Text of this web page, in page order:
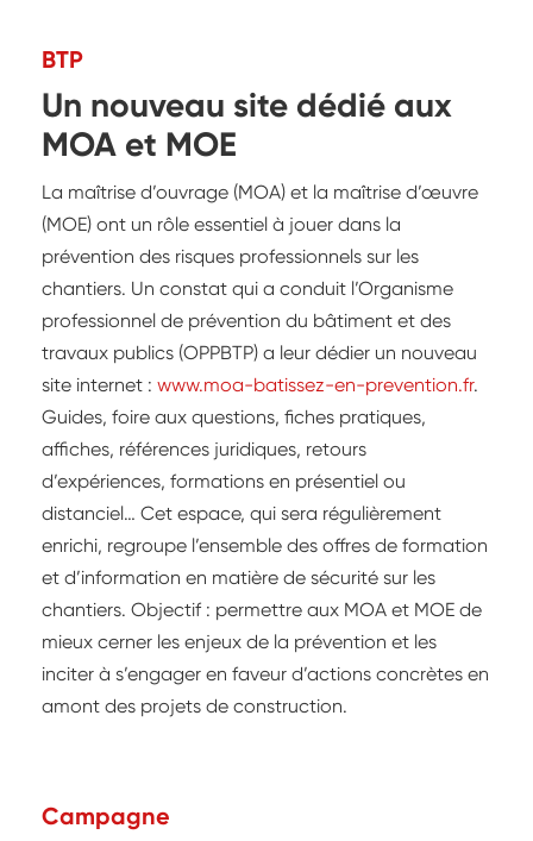
BTP
Un nouveau site dédié aux
MOA et MOE
La maîtrise d’ouvrage (MOA) et la maîtrise d’œuvre
(MOE) ont un rôle essentiel à jouer dans la
prévention des risques professionnels sur les
chantiers. Un constat qui a conduit l’Organisme
professionnel de prévention du bâtiment et des
travaux publics (OPPBTP) a leur dédier un nouveau
site internet : www.moa-batissez-en-prevention.fr.
Guides, foire aux questions, fiches pratiques,
affiches, références juridiques, retours
d’expériences, formations en présentiel ou
distanciel… Cet espace, qui sera régulièrement
enrichi, regroupe l’ensemble des offres de formation
et d’information en matière de sécurité sur les
chantiers. Objectif : permettre aux MOA et MOE de
mieux cerner les enjeux de la prévention et les
inciter à s’engager en faveur d’actions concrètes en
amont des projets de construction.
Campagne